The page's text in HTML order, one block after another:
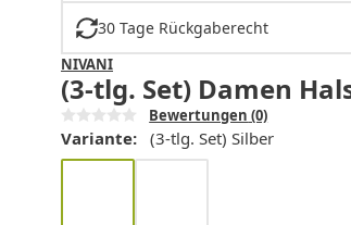
30 Tage Rückgaberecht
NIVANI
(3-tlg. Set) Damen
Bewertungen (0)
Variante: (3-tlg. Set) Silber